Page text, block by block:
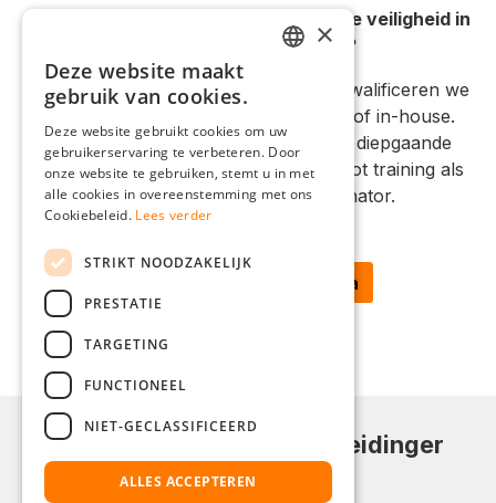
Wilt u ESD-risico's verminderen en de veiligheid in
uw productie verhogen?
Met onze praktische ESD-trainingen kwalificeren we
uw medewerkers direct in uw bedrijf of in-house.
Onze ervaren ESD-experts brengen diepgaande
kennis over - van basis ESD-training tot training als
ESD-specialist of ESD-coördinator.
ESD-trainingsprogramma
Meld je nu aan voor de Weidinger
nieuwsbrief!
FRENCH
ITALIAN
×
Deze website maakt
gebruik van cookies.
Deze website gebruikt cookies om uw
gebruikerservaring te verbeteren. Door
onze website te gebruiken, stemt u in met
alle cookies in overeenstemming met ons
Cookiebeleid. Lees verder
STRIKT NOODZAKELIJK
PRESTATIE
TARGETING
FUNCTIONEEL
NIET-GECLASSIFICEERD
ALLES ACCEPTEREN